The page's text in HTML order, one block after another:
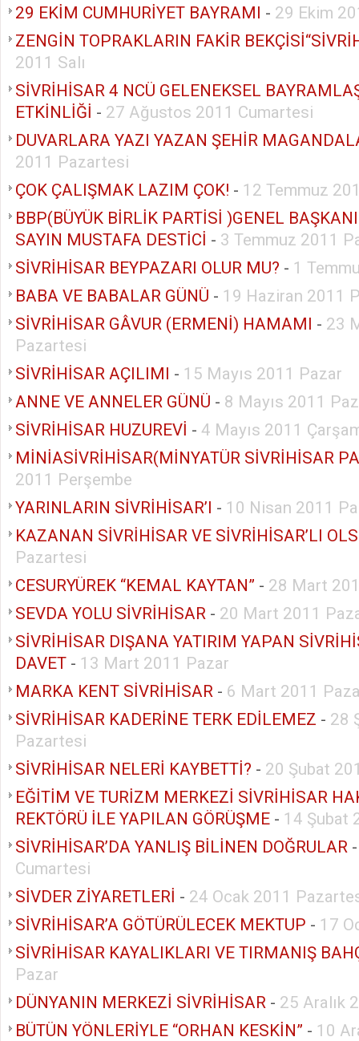
29 EKİM CUMHURİYET BAYRAMI - 29 Ekim
ZENGİN TOPRAKLARIN FAKİR
2011 Salı
SİVRİHİSAR 4 NCÜ GELENEKSEL
ETKİNLİĞİ - 27 Ağustos 2011 Cumartesi
DUVARLARA YAZI YAZAN ŞEHİR
2011 Pazartesi
ÇOK ÇALIŞMAK LAZIM ÇOK! - 12 Temmuz
BBP(BÜYÜK BİRLİK PARTİSİ )GENEL
SAYIN MUSTAFA DESTİCİ - 3 Temmuz 2011
SİVRİHİSAR BEYPAZARI OLUR MU? - 1
BABA VE BABALAR GÜNÜ - 19 Haziran 2011
SİVRİHİSAR GÂVUR (ERMENİ) HAMAMI - 23
Pazartesi
SİVRİHİSAR AÇILIMI - 15 Mayıs 2011 Pazar
ANNE VE ANNELER GÜNÜ - 8 Mayıs 2011
SİVRİHİSAR HUZUREVİ - 4 Mayıs 2011
MİNİASİVRİHİSAR(MİNYATÜR SİVRİHİSAR
2011 Perşembe
YARINLARIN SİVRİHİSAR’I - 10 Nisan 2011
KAZANAN SİVRİHİSAR VE SİVRİHİSAR’LI
Pazartesi
CESURYÜREK “KEMAL KAYTAN” - 28 Mart
SEVDA YOLU SİVRİHİSAR - 20 Mart 2011
SİVRİHİSAR DIŞANA YATIRIM YAPAN
DAVET - 13 Mart 2011 Pazar
MARKA KENT SİVRİHİSAR - 6 Mart 2011
SİVRİHİSAR KADERİNE TERK EDİLEMEZ - 28
Pazartesi
SİVRİHİSAR NELERİ KAYBETTİ? - 20 Şubat
EĞİTİM VE TURİZM MERKEZİ SİVRİHİSAR
REKTÖRÜ İLE YAPILAN GÖRÜŞME - 14 Şubat
SİVRİHİSAR’DA YANLIŞ BİLİNEN DOĞRULAR
Cumartesi
SİVDER ZİYARETLERİ - 24 Ocak 2011
SİVRİHİSAR’A GÖTÜRÜLECEK MEKTUP - 17
SİVRİHİSAR KAYALIKLARI VE TIRMANIŞ
Pazar
DÜNYANIN MERKEZİ SİVRİHİSAR - 25 Aralık
BÜTÜN YÖNLERİYLE “ORHAN KESKİN” - 10